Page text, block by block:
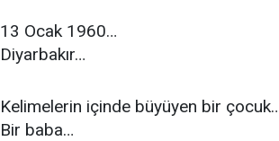
13 Ocak 1960…
Diyarbakır…
Kelimelerin içinde büyüyen bir
Bir baba…